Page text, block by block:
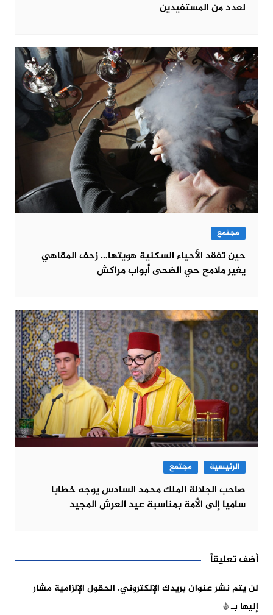
لعدد من المستفيدين
مجتمع
حين تفقد الأحياء السكنية هويتها… زحف المقاهي
يغير ملامح حي الضحى أبواب مراكش
الرئيسية مجتمع
صاحب الجلالة الملك محمد السادس يوجه خطابا
ساميا إلى الأمة بمناسبة عيد العرش المجيد
أضف تعليقاً
لن يتم نشر عنوان بريدك الإلكتروني. الحقول الإلزامية مشار
إليها بـ*